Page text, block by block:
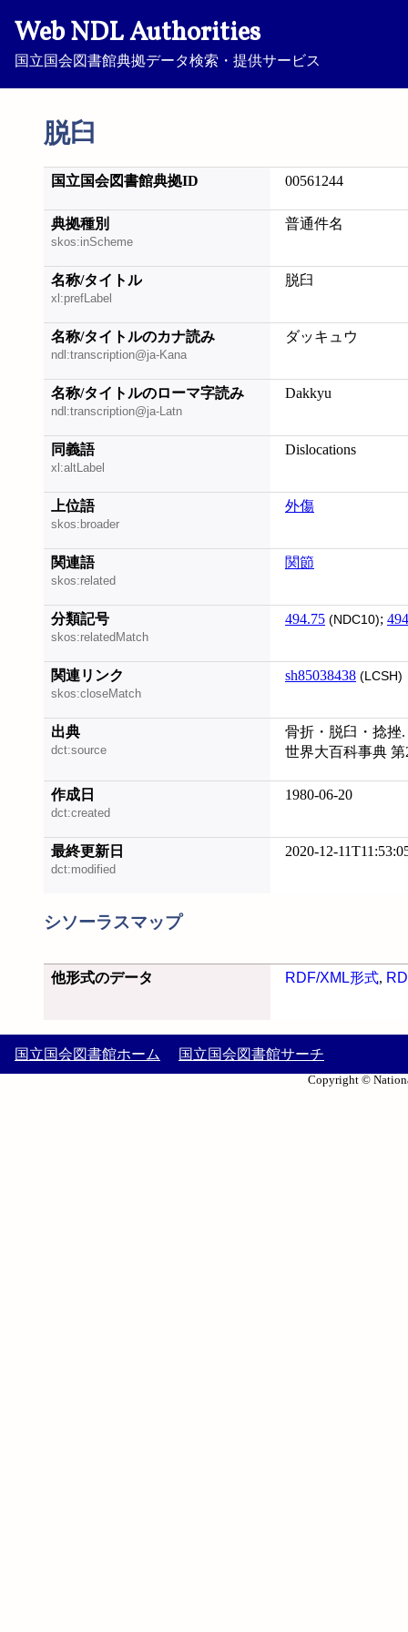
Web NDL Authorities
国立国会図書館典拠データ検索・提供サービス
脱臼
国立国会図書館典拠ID 00561244
典拠種別
skos:inScheme
普通件名
名称/タイトル
xl:prefLabel
脱臼
名称/タイトルのカナ読み
ndl:transcription@ja-Kana
ダッキュウ
名称/タイトルのローマ字読み
ndl:transcription@ja-Latn
Dakkyu
同義語
xl:altLabel
Dislocations
上位語
skos:broader
外傷
関連語
skos:related
関節
分類記号
skos:relatedMatch
494.75 (NDC10);
関連リンク
skos:closeMatch
sh85038438 (LCSH)
出典
dct:source
骨折・脱臼・捻挫
世界大百科事典 第
作成日
dct:created
1980-06-20
最終更新日
dct:modified
2020-12-
シソーラスマップ
他形式のデータ RDF/XML形式,
国立国会図書館ホーム 国立国会図書館サーチ
Copyright ©